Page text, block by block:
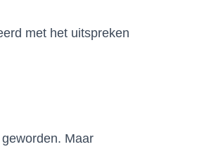
met het uitspreken
Maar